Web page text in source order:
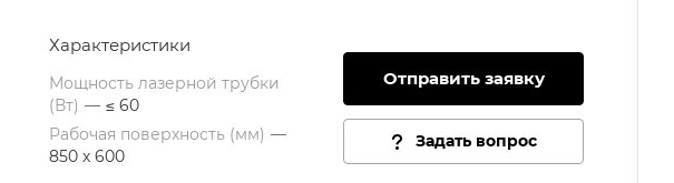
Характеристики
Мощность лазерной трубки
(Вт) — ≤ 60
Рабочая поверхность (мм) —
850 х 600
Отправить заявку
Задать вопрос